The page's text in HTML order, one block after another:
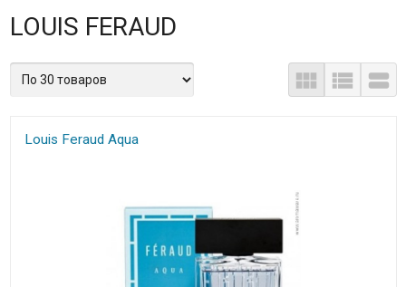
LOUIS FERAUD
Louis Feraud Aqua